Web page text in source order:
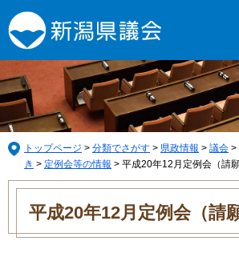
ー
ジ
の
先
頭
で
す。
ニ
ュ
ー
を
飛
ば
し
て
トップページ > 分類でさがす > 県政情報 > 議会 >
き > 定例会等の情報 > 平成20年12月定例会（請願
本
平成20年12月定例会（請